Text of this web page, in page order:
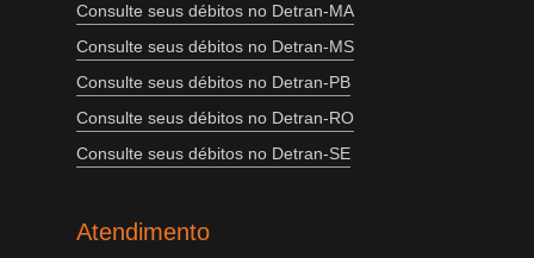
Consulte seus débitos no Detran-MA
Consulte seus débitos no Detran-MS
Consulte seus débitos no Detran-PB
Consulte seus débitos no Detran-RO
Consulte seus débitos no Detran-SE
Atendimento